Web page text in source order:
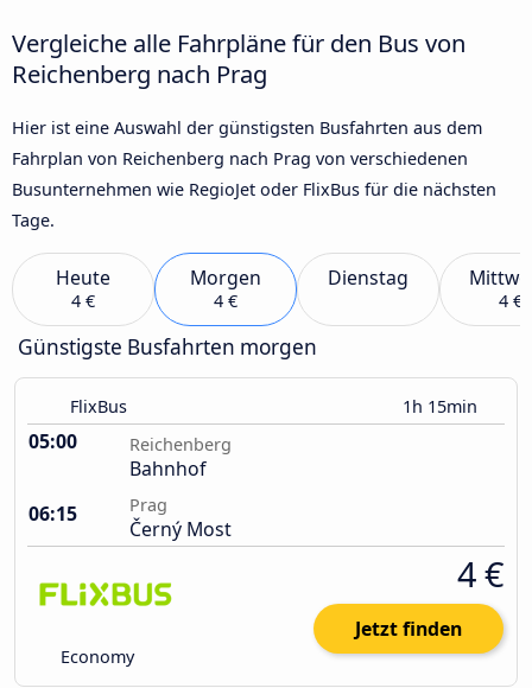
Vergleiche alle Fahrpläne für den Bus von
Reichenberg nach Prag
Hier ist eine Auswahl der günstigsten Busfahrten aus dem
Fahrplan von Reichenberg nach Prag von verschiedenen
Busunternehmen wie RegioJet oder FlixBus für die nächsten
Tage.
Heute
4 €
Morgen
4 €
Dienstag
4 €
Günstigste Busfahrten morgen
FlixBus 1h 15min
05:00 Reichenberg
Bahnhof
06:15
Prag
Černý Most
Economy
4 €
Jetzt finden